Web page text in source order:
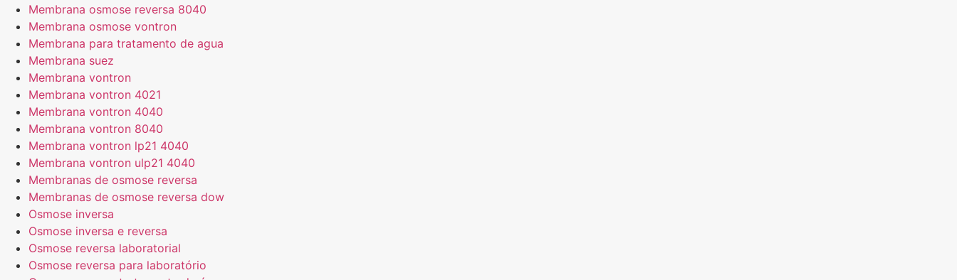
Membrana osmose reversa 8040
Membrana osmose vontron
Membrana para tratamento de agua
Membrana suez
Membrana vontron
Membrana vontron 4021
Membrana vontron 4040
Membrana vontron 8040
Membrana vontron lp21 4040
Membrana vontron ulp21 4040
Membranas de osmose reversa
Membranas de osmose reversa dow
Osmose inversa
Osmose inversa e reversa
Osmose reversa laboratorial
Osmose reversa para laboratório